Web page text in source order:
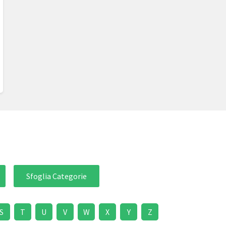
Sfoglia Categorie
S T U V W X Y Z